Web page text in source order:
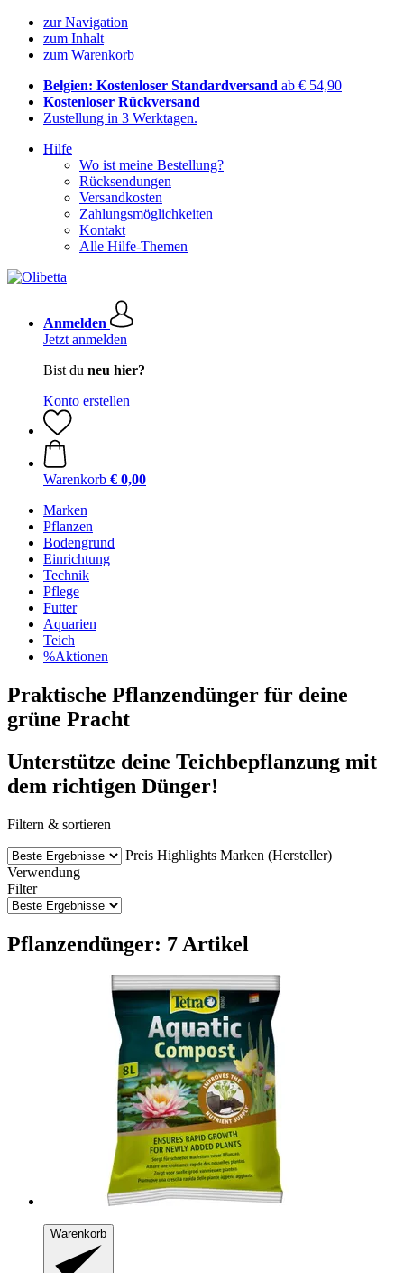
zur Navigation
zum Inhalt
zum Warenkorb
Belgien: Kostenloser Standardversand ab € 54,90
Kostenloser Rückversand
Zustellung in 3 Werktagen.
Hilfe
Wo ist meine Bestellung?
Rücksendungen
Versandkosten
Zahlungsmöglichkeiten
Kontakt
Alle Hilfe-Themen
Anmelden
Jetzt anmelden
Bist du neu hier?
Konto erstellen
Warenkorb € 0,00
Marken
Pflanzen
Bodengrund
Einrichtung
Technik
Pflege
Futter
Aquarien
Teich
%Aktionen
Praktische Pflanzendünger für deine
grüne Pracht
Unterstütze deine Teichbepflanzung mit
dem richtigen Dünger!
Filtern & sortieren
Preis Highlights Marken (Hersteller)
Verwendung
Filter
Pflanzendünger: 7 Artikel
Warenkorb